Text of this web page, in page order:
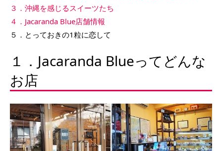
３．沖縄を感じるスイーツたち
４．Jacaranda Blue店舗情報
５．とっておきの1粒に恋して
１．Jacaranda Blueってどんな
お店